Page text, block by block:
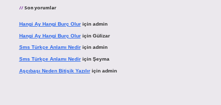
Son yorumlar
Hangi Ay Hangi Burç Oluriçin admin
Hangi Ay Hangi Burç Oluriçin Gülizar
Sms Türkçe Anlamı Nediriçin admin
Sms Türkçe Anlamı Nediriçin Şeyma
Aşçıbaşı Neden Bitişik Yazılıriçin admin